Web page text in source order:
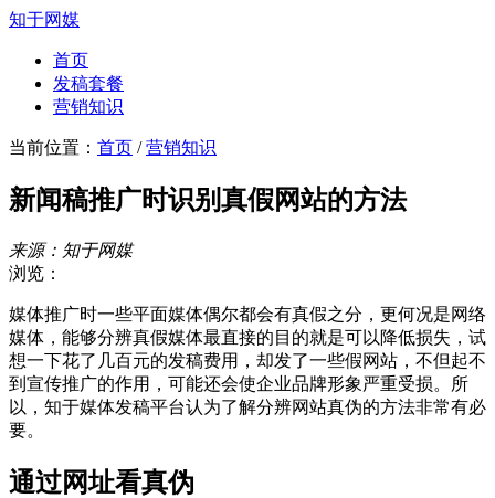
知于网媒
首页
发稿套餐
营销知识
当前位置： 首页 /营销知识
新闻稿推广时识别真假网站的方法
来源：知于网媒
浏览：
媒体推广时一些平面媒体偶尔都会有真假之分，更何况是网络
媒体，能够分辨真假媒体最直接的目的就是可以降低损失，试
想一下花了几百元的发稿费用，却发了一些假网站，不但起不
到宣传推广的作用，可能还会使企业品牌形象严重受损。所
以，知于媒体发稿平台认为了解分辨网站真伪的方法非常有必
要。
通过网址看真伪